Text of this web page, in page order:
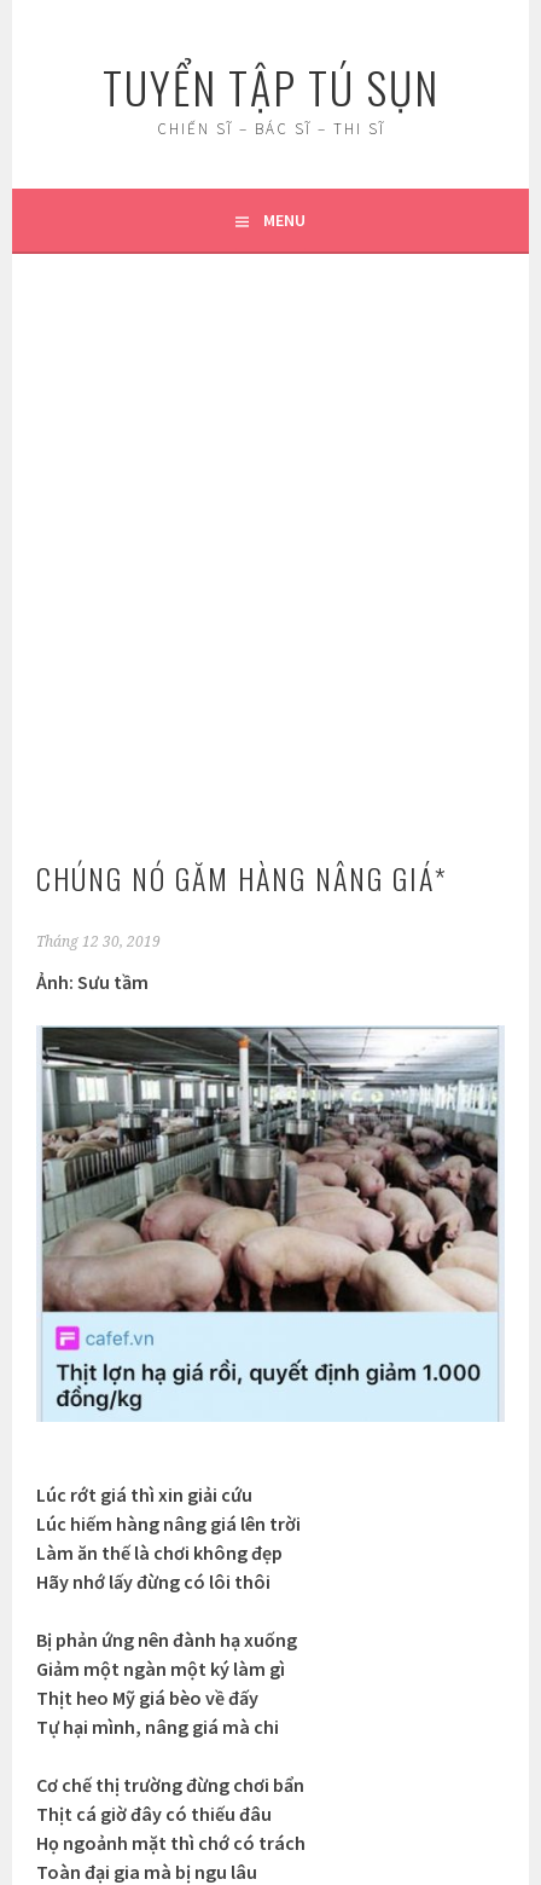
TUYỂN TẬP TÚ SỤN
CHIẾN SĨ – BÁC SĨ – THI SĨ
MENU
CHÚNG NÓ GĂM HÀNG NÂNG GIÁ*
Tháng 12 30, 2019
Ảnh: Sưu tầm
Lúc rớt giá thì xin giải cứu
Lúc hiếm hàng nâng giá lên trời
Làm ăn thế là chơi không đẹp
Hãy nhớ lấy đừng có lôi thôi
Bị phản ứng nên đành hạ xuống
Giảm một ngàn một ký làm gì
Thịt heo Mỹ giá bèo về đấy
Tự hại mình, nâng giá mà chi
Cơ chế thị trường đừng chơi bẩn
Thịt cá giờ đây có thiếu đâu
Họ ngoảnh mặt thì chớ có trách
Toàn đại gia mà bị ngu lâu